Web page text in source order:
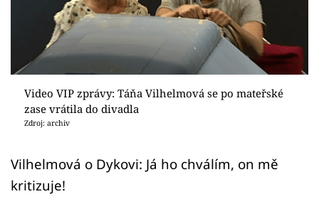
Sex a vztahy
Videa
Sledujte prima+
Video VIP zprávy: Táňa Vilhelmová se po mateřské
zase vrátila do divadla
Zdroj: archiv
Vilhelmová o Dykovi: Já ho chválím, on mě
kritizuje!